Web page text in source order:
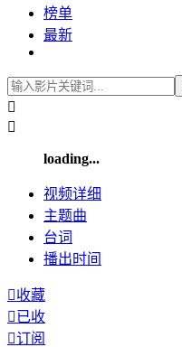
榜单
最新


loading...
视频详细
主题曲
台词
播出时间
收藏
已收
订阅